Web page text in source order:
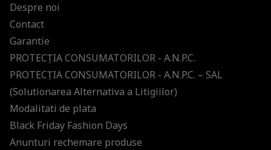
Despre noi
Contact
Garantie
PROTECŢIA CONSUMATORILOR - A.N.P.C.
PROTECŢIA CONSUMATORILOR - A.N.P.C. – SAL
(Solutionarea Alternativa a Litigiilor)
Modalitati de plata
Black Friday Fashion Days
Anunturi rechemare produse